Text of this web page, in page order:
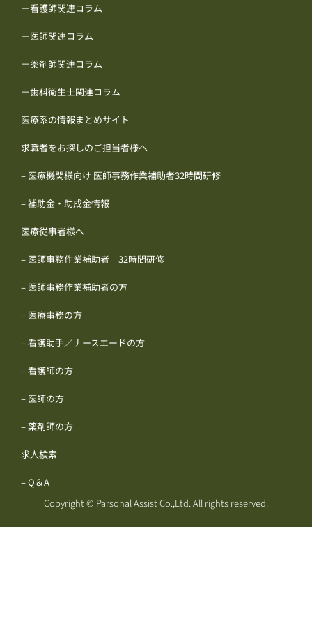
－看護師関連コラム
－医師関連コラム
－薬剤師関連コラム
－歯科衛生士関連コラム
医療系の情報まとめサイト
求職者をお探しのご担当者様へ
– 医療機関様向け 医師事務作業補助者32時間研修
– 補助金・助成金情報
医療従事者様へ
– 医師事務作業補助者 32時間研修
– 医師事務作業補助者の方
– 医療事務の方
– 看護助手／ナースエードの方
– 看護師の方
– 医師の方
– 薬剤師の方
求人検索
– Q＆A
Copyright © Parsonal Assist Co.,Ltd. All rights reserved.